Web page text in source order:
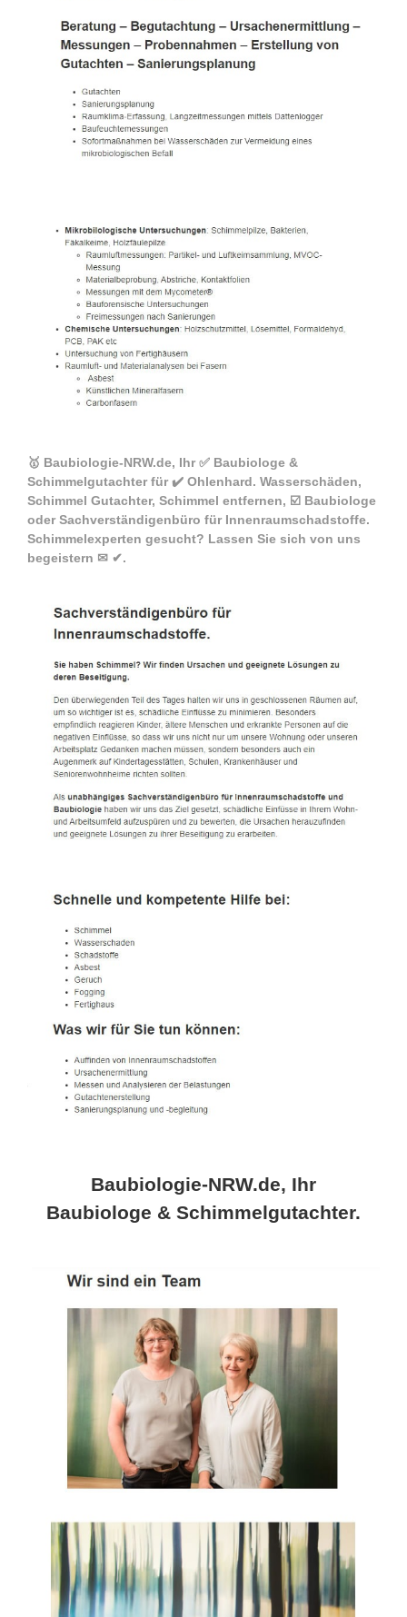
🥇 Baubiologie-NRW.de, Ihr ✅ Baubiologe &
Schimmelgutachter für ✔️ Ohlenhard. Wasserschäden,
Schimmel Gutachter, Schimmel entfernen, ☑️ Baubiologe
oder Sachverständigenbüro für Innenraumschadstoffe.
Schimmelexperten gesucht? Lassen Sie sich von uns
begeistern ✉ ✔.
Baubiologie-NRW.de, Ihr
Baubiologe & Schimmelgutachter.